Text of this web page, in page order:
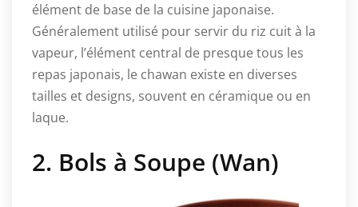
élément de base de la cuisine japonaise.
Généralement utilisé pour servir du riz cuit à la
vapeur, l’élément central de presque tous les
repas japonais, le chawan existe en diverses
tailles et designs, souvent en céramique ou en
laque.
2. Bols à Soupe (Wan)